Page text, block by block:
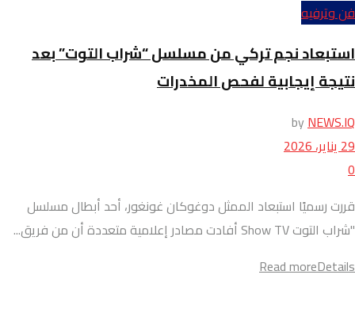
فن وترفيه
استبعاد نجم تركي من مسلسل “شراب التوت” بعد
نتيجة إيجابية لفحص المخدرات
byNEWS.IQ
29 يناير، 2026
0
قررت رسميًا استبعاد الممثل دوغوكان غونغور، أحد أبطال مسلسل
"شراب التوت Show TV أفادت مصادر إعلامية متعددة أن من فريق...
Read moreDetails